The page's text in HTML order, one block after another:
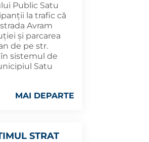
Public Satu
la trafic că
Avram
și parcarea
de pe str.
sistemul de
Satu
MAI DEPARTE
STRAT